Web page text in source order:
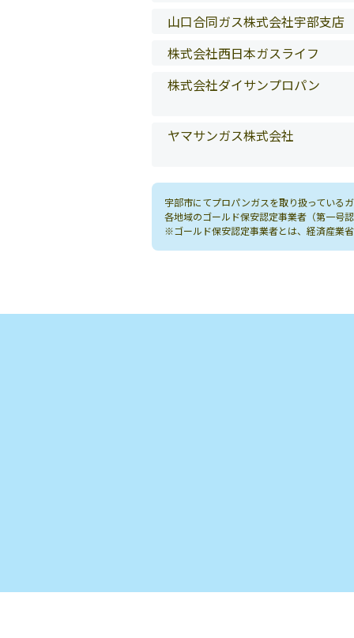
山口合同ガス株式会社宇部支店
株式会社西日本ガスライフ
株式会社ダイサンプロパン
ヤマサンガス株式会社
宇部市にてプロパンガスを取り扱っている
各地域のゴールド保安認定事業者（第一号
※ゴールド保安認定事業者とは、経済産業